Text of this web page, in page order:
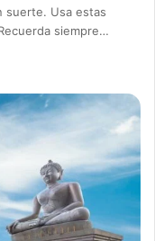
suerte. Usa estas
siempre…